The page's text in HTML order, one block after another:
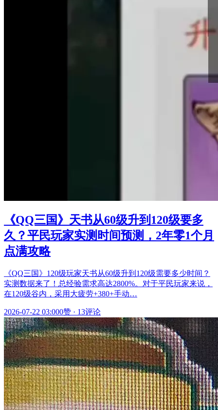
《QQ三国》天书从60级升到120级要多
久？平民玩家实测时间预测，2年零1个月
点满攻略
《QQ三国》120级玩家天书从60级升到120级需要多少时间？
实测数据来了！总经验需求高达2800%。对于平民玩家来说，
在120级谷内，采用大疲劳+380+手动…
2026-07-22 03:000赞 · 13评论